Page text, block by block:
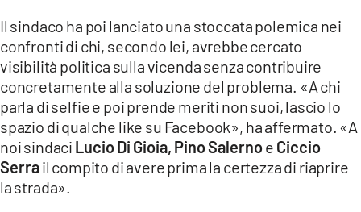
Il sindaco ha poi lanciato una stoccata polemica nei
confronti di chi, secondo lei, avrebbe cercato
visibilità politica sulla vicenda senza contribuire
concretamente alla soluzione del problema. «A chi
parla di selfie e poi prende meriti non suoi, lascio lo
spazio di qualche like su Facebook», ha affermato. «A
noi sindaci Lucio Di Gioia, Pino Salernoe Ciccio
Serrail compito di avere prima la certezza di riaprire
la strada».